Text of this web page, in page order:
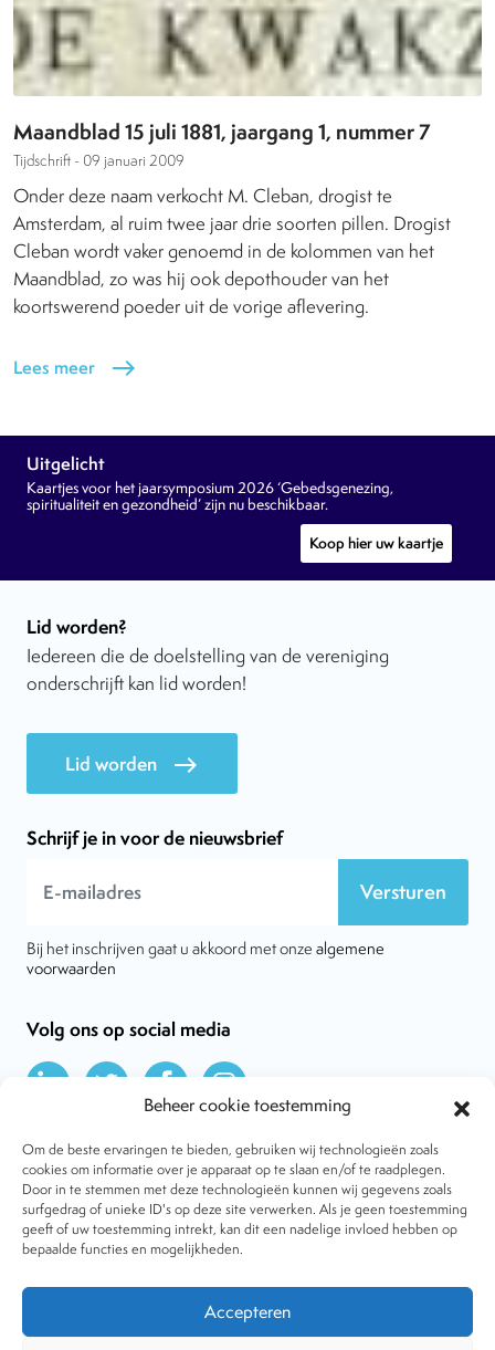
Beheer cookie toestemming
Om de beste ervaringen te bieden, gebruiken wij technologieën zoals
cookies om informatie over je apparaat op te slaan en/of te raadplegen.
Door in te stemmen met deze technologieën kunnen wij gegevens zoals
surfgedrag of unieke ID's op deze site verwerken. Als je geen toestemming
geeft of uw toestemming intrekt, kan dit een nadelige invloed hebben op
bepaalde functies en mogelijkheden.
Accepteren
Maandblad 15 juli 1881, jaargang 1, nummer 7
Tijdschrift - 09 januari 2009
Onder deze naam verkocht M. Cleban, drogist te
Amsterdam, al ruim twee jaar drie soorten pillen. Drogist
Cleban wordt vaker genoemd in de kolommen van het
Maandblad, zo was hij ook depothouder van het
koortswerend poeder uit de vorige aflevering.
Lees meer east
Uitgelicht
Kaartjes voor het jaarsymposium 2026 ‘Gebedsgenezing,
spiritualiteit en gezondheid’ zijn nu beschikbaar.
Koop hier uw kaartje
Lid worden?
Iedereen die de doelstelling van de vereniging
onderschrijft kan lid worden!
Lid worden east
Schrijf je in voor de nieuwsbrief
Versturen
Bij het inschrijven gaat u akkoord met onze algemene
voorwaarden
Volg ons op social media
Over VtdK
Contact
Nieuws
Behandelwijzen
Dossiers
Tijdschrift